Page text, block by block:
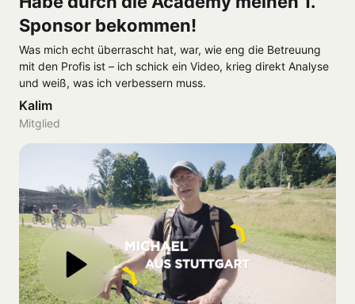
Sponsor bekommen!
Was mich echt überrascht hat, war, wie eng die Betreuung
mit den Profis ist – ich schick ein Video, krieg direkt Analyse
und weiß, was ich verbessern muss.
Kalim
Mitglied